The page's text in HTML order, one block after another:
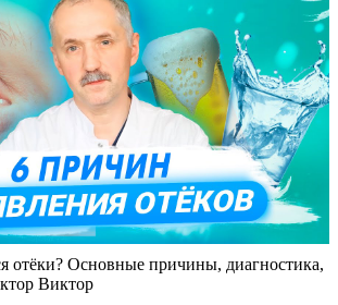
отёки? Основные причины, диагностика,
Виктор